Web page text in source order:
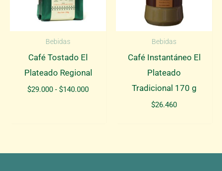
Bebidas
Café Tostado El
Plateado Regional
$29.000 - $140.000Rango
Bebidas
Café Instantáneo El
Plateado
Tradicional 170 g
$26.460